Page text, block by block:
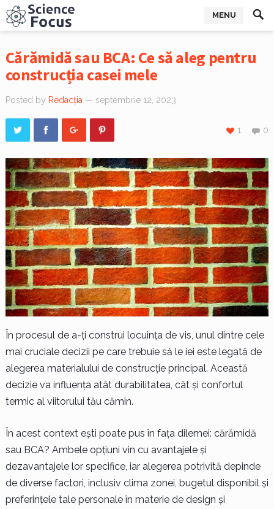
MENU
Cărămidă sau BCA: Ce să aleg pentru
construcția casei mele
Posted by Redacția — septembrie 12, 2023
0
1
În procesul de a-ți construi locuința de vis, unul dintre cele
mai cruciale decizii pe care trebuie să le iei este legată de
alegerea materialului de construcție principal. Această
decizie va influența atât durabilitatea, cât și confortul
termic al viitorului tău cămin.
În acest context ești poate pus în fața dilemei: cărămidă
sau BCA? Ambele opțiuni vin cu avantajele și
dezavantajele lor specifice, iar alegerea potrivită depinde
de diverse factori, inclusiv clima zonei, bugetul disponibil și
preferințele tale personale în materie de design și